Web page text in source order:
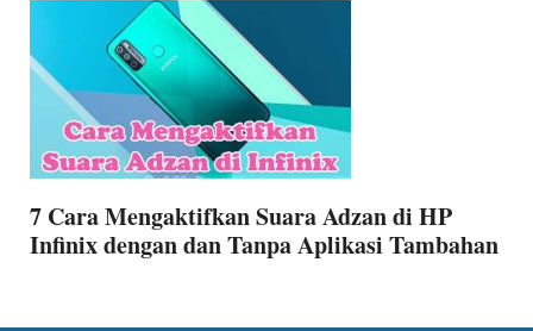
7 Cara Mengaktifkan Suara Adzan di HP
Infinix dengan dan Tanpa Aplikasi Tambahan